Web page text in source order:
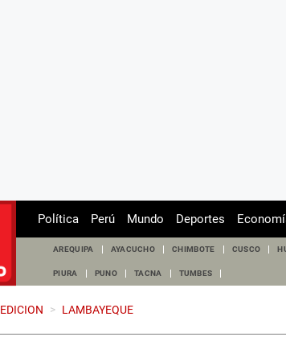
Política Perú Mundo Deportes
AREQUIPA AYACUCHO CHIMBOTE CUSCO
PIURA PUNO TACNA TUMBES
EDICION > LAMBAYEQUE